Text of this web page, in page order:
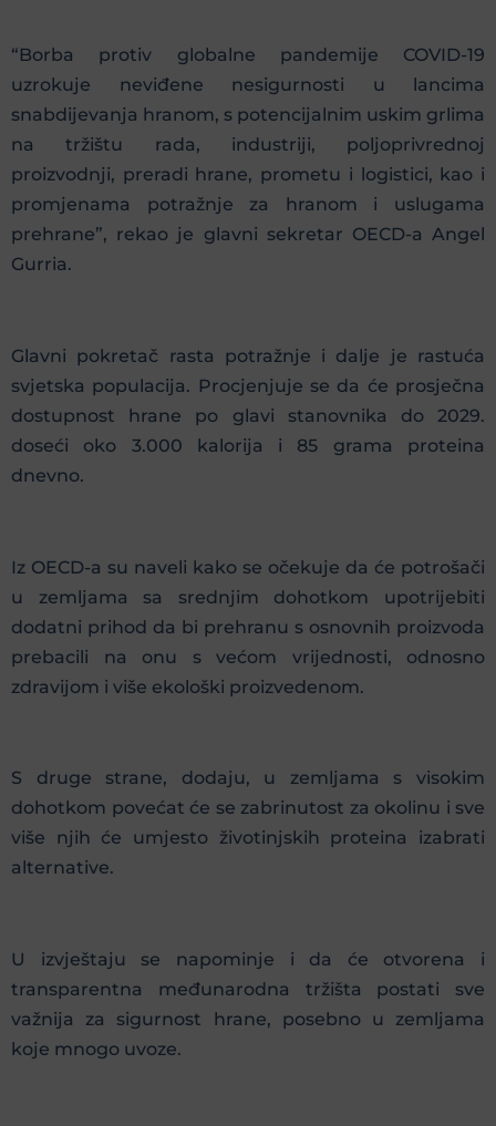
“Borba protiv globalne pandemije COVID-19
uzrokuje neviđene nesigurnosti u lancima
snabdijevanja hranom, s potencijalnim uskim grlima
na tržištu rada, industriji, poljoprivrednoj
proizvodnji, preradi hrane, prometu i logistici, kao i
promjenama potražnje za hranom i uslugama
prehrane”, rekao je glavni sekretar OECD-a Angel
Gurria.
Glavni pokretač rasta potražnje i dalje je rastuća
svjetska populacija. Procjenjuje se da će prosječna
dostupnost hrane po glavi stanovnika do 2029.
doseći oko 3.000 kalorija i 85 grama proteina
dnevno.
Iz OECD-a su naveli kako se očekuje da će potrošači
u zemljama sa srednjim dohotkom upotrijebiti
dodatni prihod da bi prehranu s osnovnih proizvoda
prebacili na onu s većom vrijednosti, odnosno
zdravijom i više ekološki proizvedenom.
S druge strane, dodaju, u zemljama s visokim
dohotkom povećat će se zabrinutost za okolinu i sve
više njih će umjesto životinjskih proteina izabrati
alternative.
U izvještaju se napominje i da će otvorena i
transparentna međunarodna tržišta postati sve
važnija za sigurnost hrane, posebno u zemljama
koje mnogo uvoze.